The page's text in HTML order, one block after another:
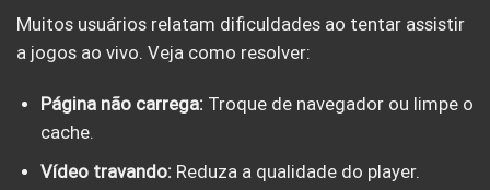
Muitos usuários relatam dificuldades ao tentar assistir
a jogos ao vivo. Veja como resolver:
Página não carrega: Troque de navegador ou limpe o
cache.
Vídeo travando: Reduza a qualidade do player.